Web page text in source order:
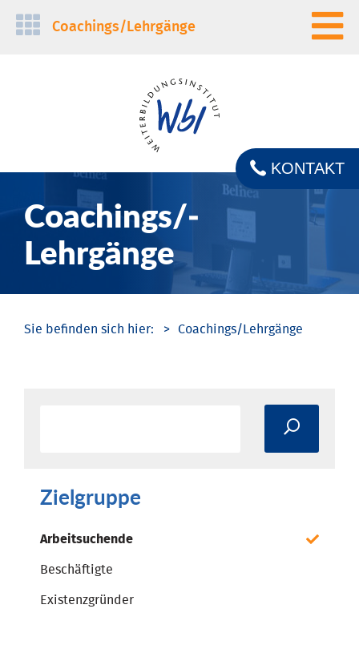
Navigation
Coachings/­Lehrgänge
Coachings/­
Lehrgänge
KONTAKT
Coachings/­Lehrgänge
Zielgruppe
Arbeitsuchende
Beschäftigte
Existenzgründer